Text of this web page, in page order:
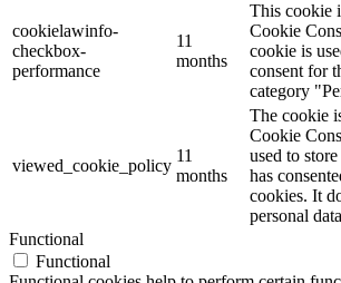
cookielawinfo-
checkbox-
performance
11
months
This cookie
Cookie
cookie is
consent for
category
viewed_cookie_policy
11
months
The cookie
Cookie
used to
has
cookies. It
personal
Functional
Functional